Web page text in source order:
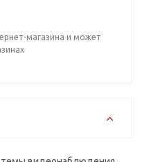
магазина и может